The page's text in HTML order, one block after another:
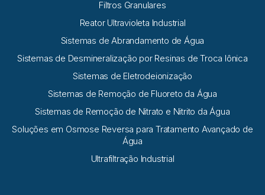
Filtros Granulares
Reator Ultravioleta Industrial
Sistemas de Abrandamento de Água
Sistemas de Desmineralização por Resinas de Troca Iônica
Sistemas de Eletrodeionização
Sistemas de Remoção de Fluoreto da Água
Sistemas de Remoção de Nitrato e Nitrito da Água
Soluções em Osmose Reversa para Tratamento Avançado de
Água
Ultrafiltração Industrial